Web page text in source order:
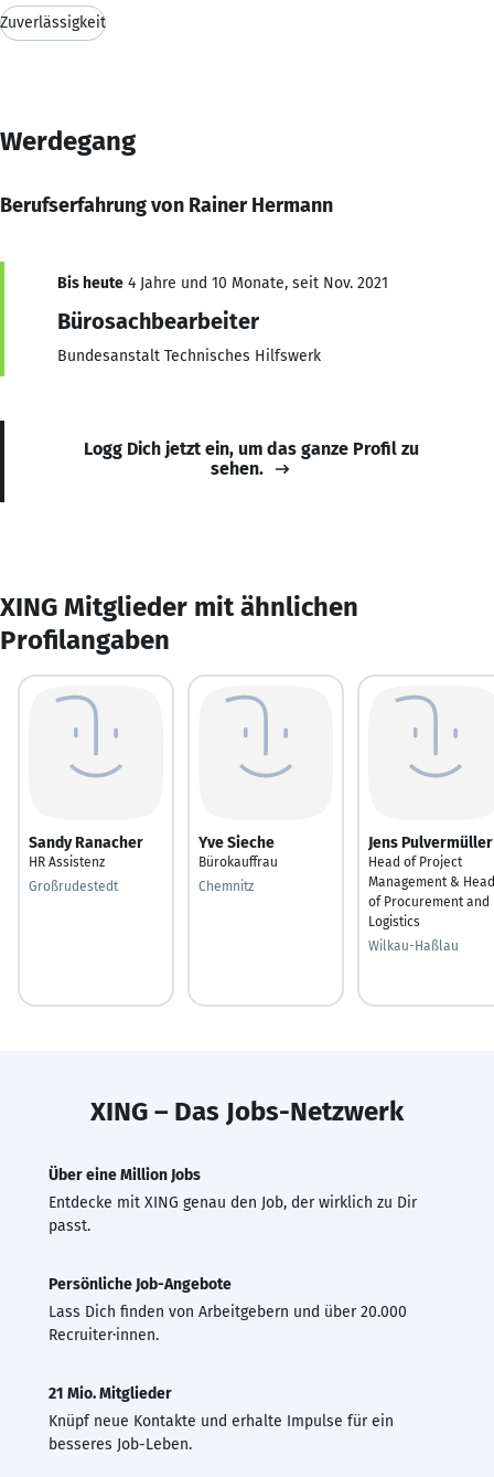
Zuverlässigkeit
Werdegang
Berufserfahrung von Rainer Hermann
Bis heute 4 Jahre und 10 Monate, seit Nov. 2021
Bürosachbearbeiter
Bundesanstalt Technisches Hilfswerk
Logg Dich jetzt ein, um das ganze Profil zu
sehen.
XING Mitglieder mit ähnlichen
Profilangaben
Sandy Ranacher
HR Assistenz
Großrudestedt
Yve Sieche
Bürokauffrau
Chemnitz
Jens Pulvermüller
Head of Project
Management & Head
of Procurement and
Logistics
Wilkau-Haßlau
XING – Das Jobs-Netzwerk
Über eine Million Jobs
Entdecke mit XING genau den Job, der wirklich zu Dir
passt.
Persönliche Job-Angebote
Lass Dich finden von Arbeitgebern und über 20.000
Recruiter·innen.
21 Mio. Mitglieder
Knüpf neue Kontakte und erhalte Impulse für ein
besseres Job-Leben.